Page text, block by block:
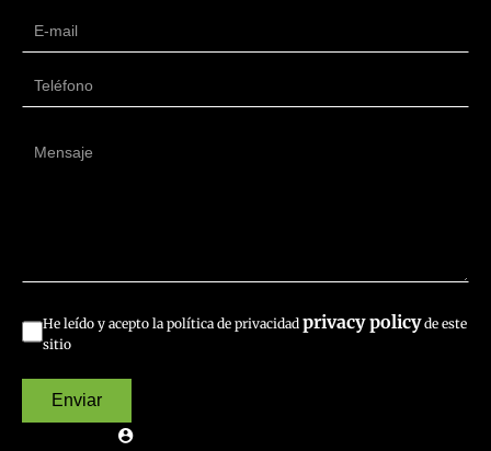
He leído y acepto la política de privacidad privacy policyde este
sitio
Enviar